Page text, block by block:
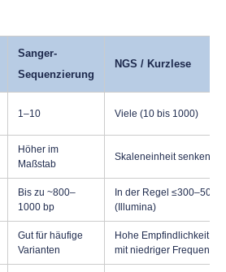
Sanger-
Sequenzierung
NGS / Kurzlese
1–10 Viele (10 bis 1000)
Höher im
Maßstab
Skaleneinheit senken
Bis zu ~800–
1000 bp
In der Regel ≤300–500
(Illumina)
Gut für häufige
Varianten
Hohe Empfindlichkeit für
mit niedriger Frequenz